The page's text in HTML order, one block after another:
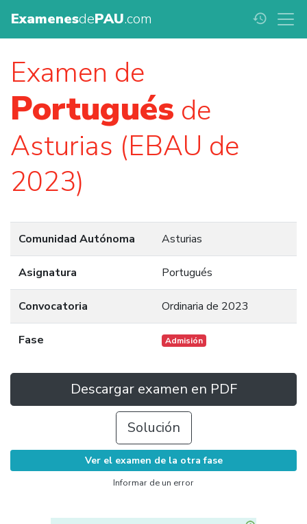
ExamenesdePAU.com history
Examen de
Portugués de
Asturias (EBAU de
2023)
Comunidad Autónoma Asturias
Asignatura Portugués
Convocatoria Ordinaria de 2023
Fase Admisión
Descargar examen en PDF
Solución
Ver el examen de la otra fase
Informar de un error